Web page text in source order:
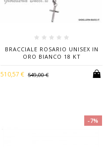
BRACCIALE ROSARIO UNISEX IN
ORO BIANCO 18 KT
510,57 € 549,00 €
-7%